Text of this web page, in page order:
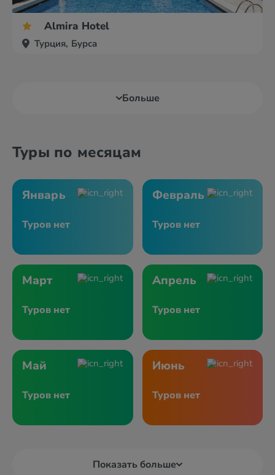
Almira Hotel
Турция, Бурса
Больше
Туры по месяцам
Январь
Туров нет
Февраль
Туров нет
Март
Туров нет
Апрель
Туров нет
Май
Туров нет
Июнь
Туров нет
Показать больше